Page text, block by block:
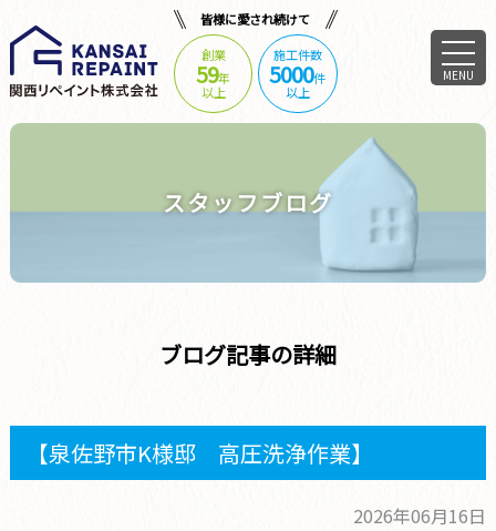
皆様に愛され続けて
創業
59年
以上
施工件数
5000件
以上
MENU
スタッフブログ
ブログ記事の詳細
【泉佐野市K様邸 高圧洗浄作業】
2026年06月16日